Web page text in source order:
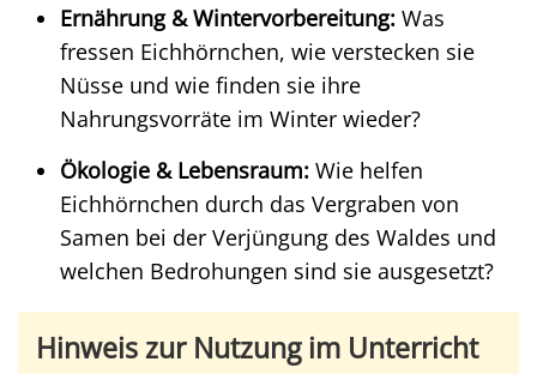
Ernährung & Wintervorbereitung: Was
fressen Eichhörnchen, wie verstecken sie
Nüsse und wie finden sie ihre
Nahrungsvorräte im Winter wieder?
Ökologie & Lebensraum: Wie helfen
Eichhörnchen durch das Vergraben von
Samen bei der Verjüngung des Waldes und
welchen Bedrohungen sind sie ausgesetzt?
Hinweis zur Nutzung im Unterricht